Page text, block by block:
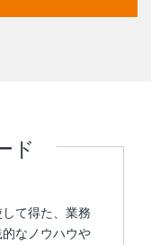
ド
て得た、業務
なノウハウや